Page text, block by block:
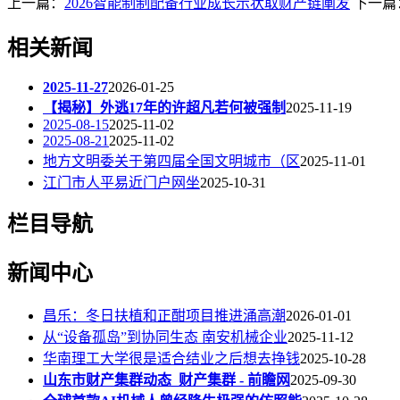
相关新闻
2025-11-272026-01-25
【揭秘】外逃17年的许超凡若何被强制 2025-11-19
2025-08-152025-11-02
2025-08-21 2025-11-02
地方文明委关于第四届全国文明城市（区2025-11-01
江门市人平易近门户网坐2025-10-31
栏目导航
新闻中心
昌乐：冬日扶植和正酣项目推进涌高潮2026-01-01
从“设备孤岛”到协同生态 南安机械企业2025-11-12
华南理工大学很是适合结业之后想去挣钱2025-10-28
山东市财产集群动态_财产集群 - 前瞻网2025-09-30